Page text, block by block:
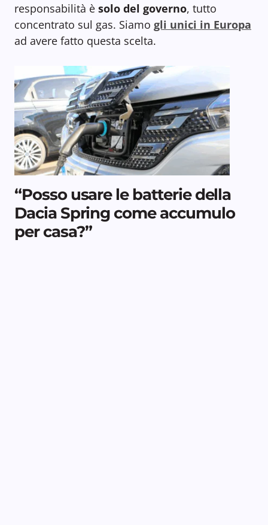
responsabilità è solo del governo, tutto
concentrato sul gas. Siamo gli unici in Europa
ad avere fatto questa scelta.
“Posso usare le batterie della
Dacia Spring come accumulo
per casa?”